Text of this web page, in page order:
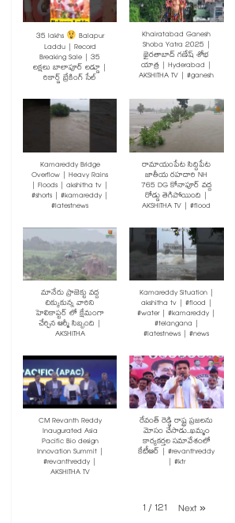
35 lakhs Balapur
Laddu | Record
Breaking Sale | 35
లక్షలు బాలాపూర్ లడ్డూ |
రికార్డ్ బ్రేకింగ్ సేల్
Khairatabad Ganesh
Shoba Yatra 2025 |
ఖైరతాబాద్ గణేష్ శోభ
యాత్ర | Hyderabad |
AKSHITHA TV | #ganesh
Kamareddy Bridge
Overflow | Heavy Rains
| Floods | akshitha tv |
#shorts | #kamareddy |
#latestnews
రామాయంపేట సిద్దిపేట
జాతీయ రహదారి NH
765 DG కోనాపూర్ వద్ద
రోడ్డు తెగిపోయింది |
AKSHITHA TV | #flood
మానేరు ప్రాజెక్టు వద్ద
చిక్కుకున్న వారిని
హెలికాప్టర్ లో క్షేమంగా
చేర్చిన ఆర్మీ సిబ్బంది |
AKSHITHA
Kamareddy Situation |
akshitha tv | #flood |
#water | #kamareddy |
#telangana |
#latestnews | #news
CM Revanth Reddy
Inaugurated Asia
Pacific Bio design
Innovation Summit |
#revanthreddy |
AKSHITHA TV
రేవంత్ రెడ్డి రాష్ట్ర ప్రజలను
మోసం చేసాడు..ఖమ్మం
కార్యకర్తల సమావేశంలో
కేటీఆర్ | #revanthreddy
| #ktr
1 /121 Next»